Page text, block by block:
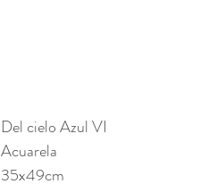
Del cielo Azul VI
Acuarela
35x49cm